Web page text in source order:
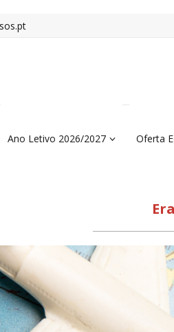
Ano Letivo 2026/2027 Oferta